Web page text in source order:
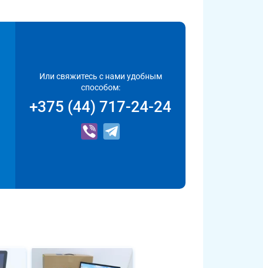
Или свяжитесь с нами удобным
способом:
+375 (44) 717-24-24